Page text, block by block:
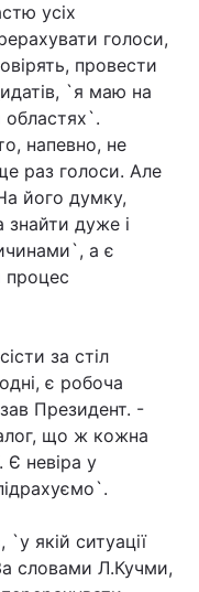
усіх
голоси,
провести
`я маю на
областях`.
напевно, не
раз голоси. Але
його думку,
дуже і
а є
процес
за стіл
є робоча
Президент. -
що ж кожна
Є невіра у
якій ситуації
словами Л.Кучми,